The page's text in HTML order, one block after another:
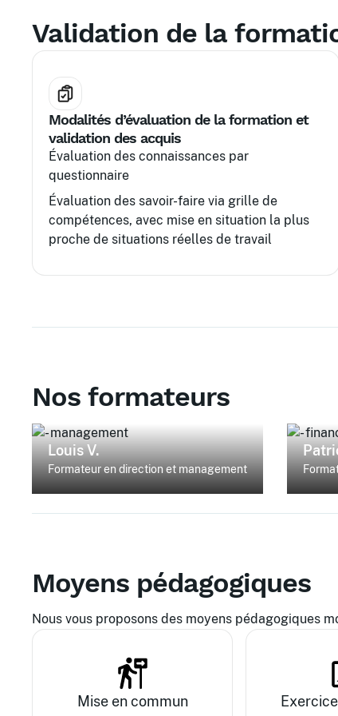
Validation de la
Modalités d’évaluation de la formation et
validation des acquis
Évaluation des connaissances par
questionnaire
Évaluation des savoir-faire via grille de
compétences, avec mise en situation la plus
proche de situations réelles de travail
Nos formateurs
Louis V.
Formateur en direction et management
Moyens pédagogiques
Nous vous proposons des moyens pédagogiques
Mise en commun